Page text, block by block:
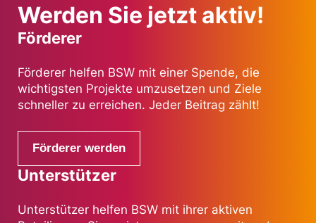
Werden Sie jetzt aktiv!
Förderer
Förderer helfen BSW mit einer Spende, die
wichtigsten Projekte umzusetzen und Ziele
schneller zu erreichen. Jeder Beitrag zählt!
Förderer werden
Unterstützer
Unterstützer helfen BSW mit ihrer aktiven